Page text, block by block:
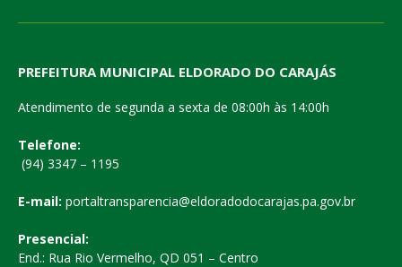
PREFEITURA MUNICIPAL ELDORADO DO CARAJÁS
Atendimento de segunda a sexta de 08:00h às 14:00h
Telefone:
(94) 3347 – 1195
E-mail: portaltransparencia@eldoradodocarajas.pa.gov.br
Presencial:
End.: Rua Rio Vermelho, QD 051 – Centro